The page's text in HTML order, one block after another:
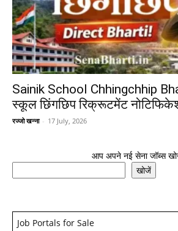
Sainik School Chhingchhip
स्कूल छिंगछिप रिक्रूटमेंट
रज्जो खन्ना - 17 July, 2026
आप अपने नई सेना जॉब्स
खोजें
Job Portals for Sale